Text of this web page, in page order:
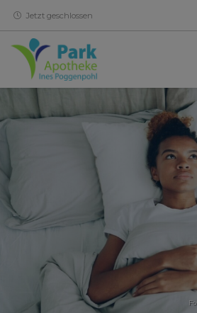
Jetzt geschlossen